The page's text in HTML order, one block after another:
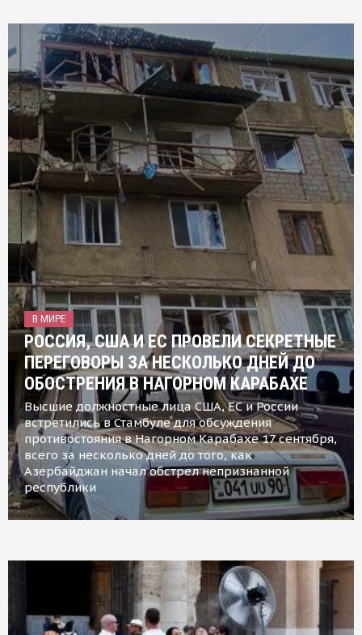
В МИРЕ
РОССИЯ, США И ЕС ПРОВЕЛИ СЕКРЕТНЫЕ
ПЕРЕГОВОРЫ ЗА НЕСКОЛЬКО ДНЕЙ ДО
ОБОСТРЕНИЯ В НАГОРНОМ КАРАБАХЕ
Высшие должностные лица США, ЕС и России
встретились в Стамбуле для обсуждения
противостояния в Нагорном Карабахе 17 сентября,
всего за несколько дней до того, как
Азербайджан начал обстрел непризнанной
республики